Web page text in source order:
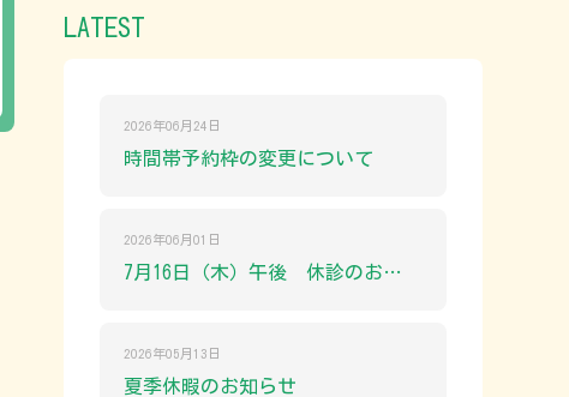
LATEST
2026年06月24日
時間帯予約枠の変更について
2026年06月01日
7月16日（木）午後 休診のお…
2026年05月13日
夏季休暇のお知らせ